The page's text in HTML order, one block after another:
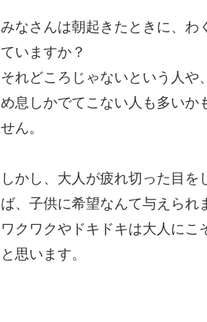
みなさんは朝起きたときに、わ
ていますか？
それどころじゃないという人や
め息しかでてこない人も多いか
せん。
しかし、大人が疲れ切った目を
ば、子供に希望なんて与えられ
ワクワクやドキドキは大人にこ
と思います。